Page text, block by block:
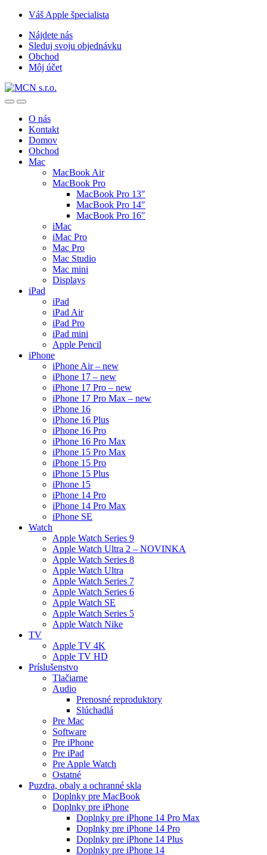
Skip
navigation
Skip
content
Váš Apple špecialista
Nájdete nás
Sleduj svoju objednávku
Obchod
Môj účet
O nás
Kontakt
Domov
Obchod
Mac
MacBook Air
MacBook Pro
MacBook Pro 13″
MacBook Pro 14″
MacBook Pro 16″
iMac
iMac Pro
Mac Pro
Mac Studio
Mac mini
Displays
iPad
iPad
iPad Air
iPad Pro
iPad mini
Apple Pencil
iPhone
iPhone Air – new
iPhone 17 – new
iPhone 17 Pro – new
iPhone 17 Pro Max – new
iPhone 16
iPhone 16 Plus
iPhone 16 Pro
iPhone 16 Pro Max
iPhone 15 Pro Max
iPhone 15 Pro
iPhone 15 Plus
iPhone 15
iPhone 14 Pro
iPhone 14 Pro Max
iPhone SE
Watch
Apple Watch Series 9
Apple Watch Ultra 2 – NOVINKA
Apple Watch Series 8
Apple Watch Ultra
Apple Watch Series 7
Apple Watch Series 6
Apple Watch SE
Apple Watch Series 5
Apple Watch Nike
TV
Apple TV 4K
Apple TV HD
Príslušenstvo
Tlačiarne
Audio
Prenosné reproduktory
Slúchadlá
Pre Mac
Software
Pre iPhone
Pre iPad
Pre Apple Watch
Ostatné
Puzdra, obaly a ochranné skla
Doplnky pre MacBook
Doplnky pre iPhone
Doplnky pre iPhone 14 Pro Max
Doplnky pre iPhone 14 Pro
Doplnky pre iPhone 14 Plus
Doplnky pre iPhone 14